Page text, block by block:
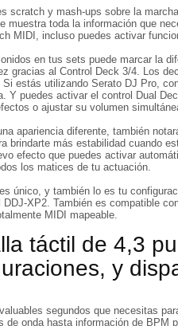
scratch y mash-ups sobre la
muestra toda la información que
MIDI, incluso puedes activar
en tus sets puede marcar la
gracias al Control Deck 3/4. Los
estás utilizando Serato DJ Pro,
Y puedes activar el control Dual
o ajustar su volumen
apariencia diferente, también
brindarte más estabilidad cuando
efecto que puedes activar
los matices de tu actuación.
único, y también lo es tu
DDJ-XP2. También es compatible
MIDI mapeable.
táctil de 4,3
y
segundos que necesitas
de onda hasta información de BPM